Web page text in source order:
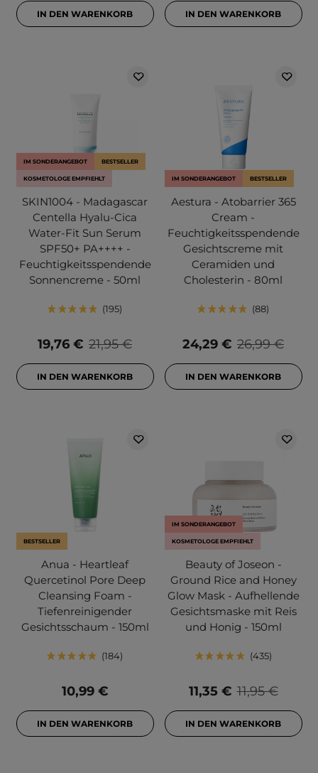
IN DEN WARENKORB IN DEN WARENKORB
IM SONDERANGEBOT BESTSELLER
KOSMETOLOGE EMPFIEHLT
SKIN1004 - Madagascar
Centella Hyalu-Cica
Water-Fit Sun Serum
SPF50+ PA++++ -
Feuchtigkeitsspendende
Sonnencreme - 50ml
195
21,95 €
19,76 €
IN DEN WARENKORB
IM SONDERANGEBOT BESTSELLER
Aestura - Atobarrier 365
Cream -
Feuchtigkeitsspendende
Gesichtscreme mit
Ceramiden und
Cholesterin - 80ml
88
26,99 €
24,29 €
IN DEN WARENKORB
BESTSELLER
Anua - Heartleaf
Quercetinol Pore Deep
Cleansing Foam -
Tiefenreinigender
Gesichtsschaum - 150ml
184
10,99 €
IN DEN WARENKORB
IM SONDERANGEBOT
KOSMETOLOGE EMPFIEHLT
Beauty of Joseon -
Ground Rice and Honey
Glow Mask - Aufhellende
Gesichtsmaske mit Reis
und Honig - 150ml
435
11,95 €
11,35 €
IN DEN WARENKORB